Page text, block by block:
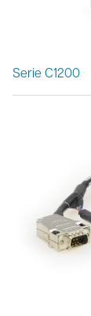
Serie C1200